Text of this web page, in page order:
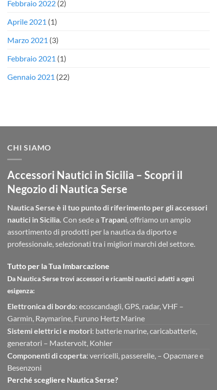
Febbraio 2022 (2)
Aprile 2021 (1)
Marzo 2021 (3)
Febbraio 2021 (1)
Gennaio 2021 (22)
CHI SIAMO
Accessori Nautici in Sicilia – Scopri il
Negozio di Nautica Serse
Nautica Serse è il tuo punto di riferimento per gli accessori
nautici in Sicilia. Con sede a Trapani, offriamo un ampio
assortimento di prodotti per la nautica da diporto e
professionale, selezionati tra i migliori marchi del settore.
Tutto per la Tua Imbarcazione
Da Nautica Serse trovi accessori e ricambi nautici adatti a ogni
esigenza:
Elettronica di bordo: ecoscandagli, GPS, radar, VHF –
Garmin, Raymarine, Furuno Hertz Marine
Sistemi elettrici e motori: batterie marine, caricabatterie,
generatori – Mastervolt, Kohler
Componenti di coperta: verricelli, passerelle, – Opacmare e
Besenzoni
Perché scegliere Nautica Serse?